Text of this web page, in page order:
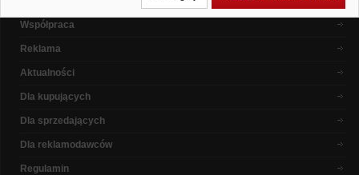
Współpraca
Reklama
Aktualności
Dla kupujących
Dla sprzedających
Dla reklamodawców
Regulamin
Polityka prywatności (rozwiń)
Klauzula Informacyjna (rozwiń)
Lista Zaufanych Partnerów (rozwiń)